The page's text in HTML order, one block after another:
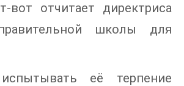
вот отчитает директриса
школы для
её терпение